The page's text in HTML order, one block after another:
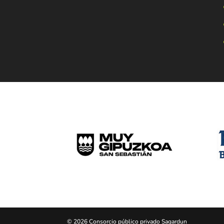
© 2026 Consorcio público privado Sagardun